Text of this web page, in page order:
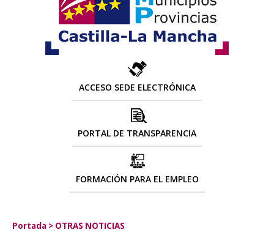
ACCESO SEDE ELECTRÓNICA
PORTAL DE TRANSPARENCIA
FORMACIÓN PARA EL EMPLEO
Portada > OTRAS NOTICIAS